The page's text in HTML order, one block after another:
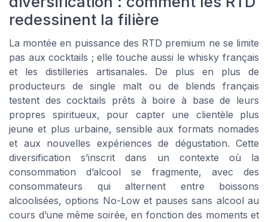
redessinent la filière
La montée en puissance des RTD premium ne se limite
pas aux cocktails ; elle touche aussi le whisky français
et les distilleries artisanales. De plus en plus de
producteurs de single malt ou de blends français
testent des cocktails prêts à boire à base de leurs
propres spiritueux, pour capter une clientèle plus
jeune et plus urbaine, sensible aux formats nomades
et aux nouvelles expériences de dégustation. Cette
diversification s’inscrit dans un contexte où la
consommation d’alcool se fragmente, avec des
consommateurs qui alternent entre boissons
alcoolisées, options No-Low et pauses sans alcool au
cours d’une même soirée, en fonction des moments et